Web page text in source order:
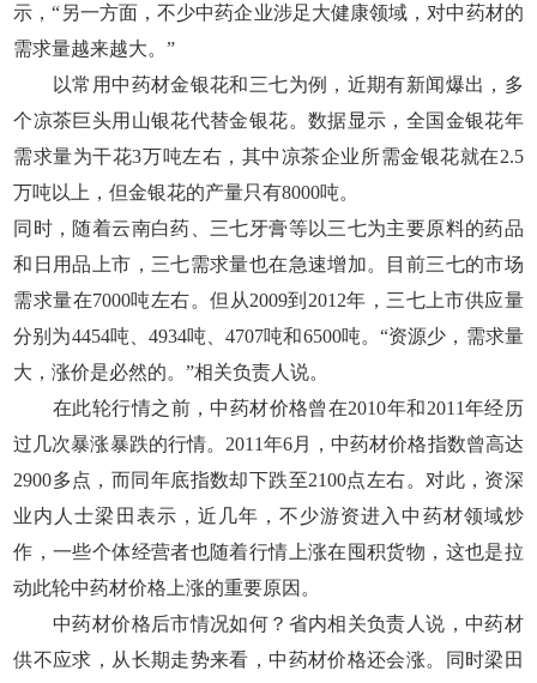
示，“另一方面，不少中药企业涉足大健康领域，对中药材的
需求量越来越大。”
以常用中药材金银花和三七为例，近期有新闻爆出，多
个凉茶巨头用山银花代替金银花。数据显示，全国金银花年
需求量为干花3万吨左右，其中凉茶企业所需金银花就在2.5
万吨以上，但金银花的产量只有8000吨。
同时，随着云南白药、三七牙膏等以三七为主要原料的药品
和日用品上市，三七需求量也在急速增加。目前三七的市场
需求量在7000吨左右。但从2009到2012年，三七上市供应量
分别为4454吨、4934吨、4707吨和6500吨。“资源少，需求量
大，涨价是必然的。”相关负责人说。
在此轮行情之前，中药材价格曾在2010年和2011年经历
过几次暴涨暴跌的行情。2011年6月，中药材价格指数曾高达
2900多点，而同年底指数却下跌至2100点左右。对此，资深
业内人士梁田表示，近几年，不少游资进入中药材领域炒
作，一些个体经营者也随着行情上涨在囤积货物，这也是拉
动此轮中药材价格上涨的重要原因。
中药材价格后市情况如何？省内相关负责人说，中药材
供不应求，从长期走势来看，中药材价格还会涨。同时梁田